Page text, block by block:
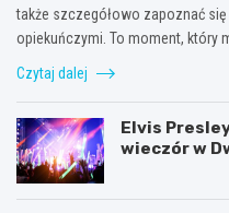
także szczegółowo zapoznać
opiekuńczymi. To moment, który
Czytaj dalej
Elvis
wieczór w